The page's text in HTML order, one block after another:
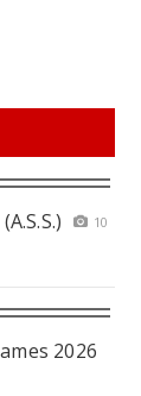
10
2026